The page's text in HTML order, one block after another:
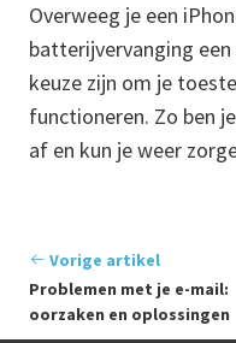
Overweeg je een
batterijvervanging
keuze zijn om je
functioneren. Zo ben
af en kun je weer
Vorige artikel
Problemen met je e-mail:
oorzaken en oplossingen